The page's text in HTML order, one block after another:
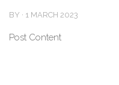
BY · 1 MARCH 2023
Post Content